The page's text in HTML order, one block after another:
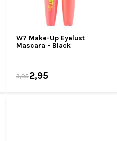
W7 Make-Up Eyelust
Mascara - Black
3,952,95